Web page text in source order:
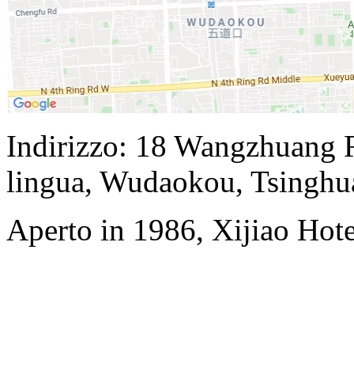
Indirizzo: 18
lingua, Wudaokou,
Aperto in 1986, Xijiao